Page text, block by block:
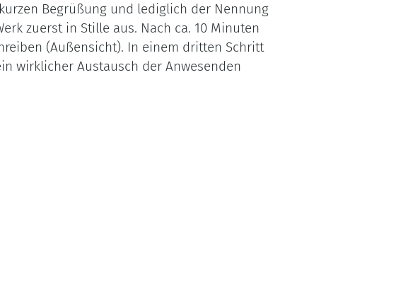
Begrüßung und lediglich der Nennung
zuerst in Stille aus. Nach ca. 10 Minuten
(Außensicht). In einem dritten Schritt
wirklicher Austausch der Anwesenden